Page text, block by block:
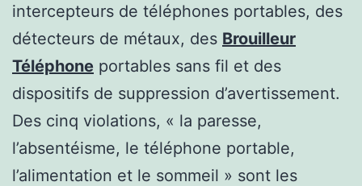
intercepteurs de téléphones portables, des
détecteurs de métaux, des Brouilleur
Téléphone portables sans fil et des
dispositifs de suppression d’avertissement.
Des cinq violations, « la paresse,
l’absentéisme, le téléphone portable,
l’alimentation et le sommeil » sont les